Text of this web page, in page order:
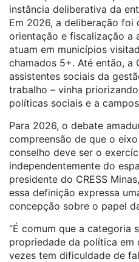
instância deliberativa da
Em 2026, a deliberação foi
orientação e fiscalização a
atuam em municípios
chamados 5+. Até então, a
assistentes sociais da
trabalho – vinha
políticas sociais e a
Para 2026, o debate
compreensão de que o
conselho deve ser o
independentemente do
presidente do CRESS
essa definição expressa
concepção sobre o papel
“É comum que a categoria
propriedade da política em
vezes tem dificuldade de